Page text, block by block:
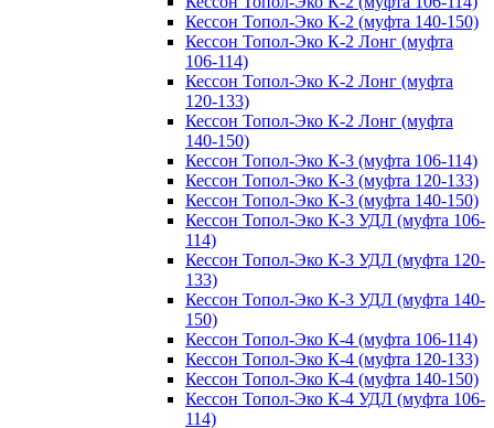
Кессон Топол-Эко К-2 (муфта 140-150)
Кессон Топол-Эко К-2 Лонг (муфта
106-114)
Кессон Топол-Эко К-2 Лонг (муфта
120-133)
Кессон Топол-Эко К-2 Лонг (муфта
140-150)
Кессон Топол-Эко К-3 (муфта 106-114)
Кессон Топол-Эко К-3 (муфта 120-133)
Кессон Топол-Эко К-3 (муфта 140-150)
Кессон Топол-Эко К-3 УДЛ (муфта 106-
114)
Кессон Топол-Эко К-3 УДЛ (муфта 120-
133)
Кессон Топол-Эко К-3 УДЛ (муфта 140-
150)
Кессон Топол-Эко К-4 (муфта 106-114)
Кессон Топол-Эко К-4 (муфта 120-133)
Кессон Топол-Эко К-4 (муфта 140-150)
Кессон Топол-Эко К-4 УДЛ (муфта 106-
114)